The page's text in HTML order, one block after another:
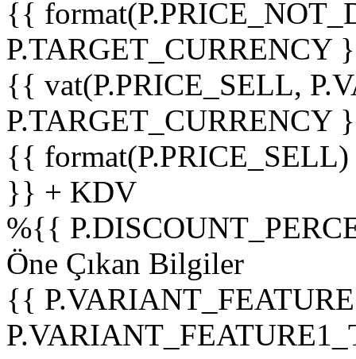
{{
P.TARGET_CURRENCY
{{ vat(P.PRICE_SELL,
P.TARGET_CURRENCY
{{
}} + KDV
%{{
Öne Çıkan Bilgiler
{{